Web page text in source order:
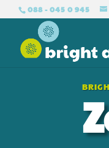
088 - 045 0 945